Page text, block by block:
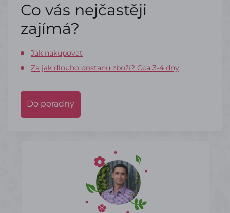
Co vás nejčastěji
zajímá?
Jak nakupovat
Za jak dlouho dostanu zboží? Cca 3-4 dny
Do poradny